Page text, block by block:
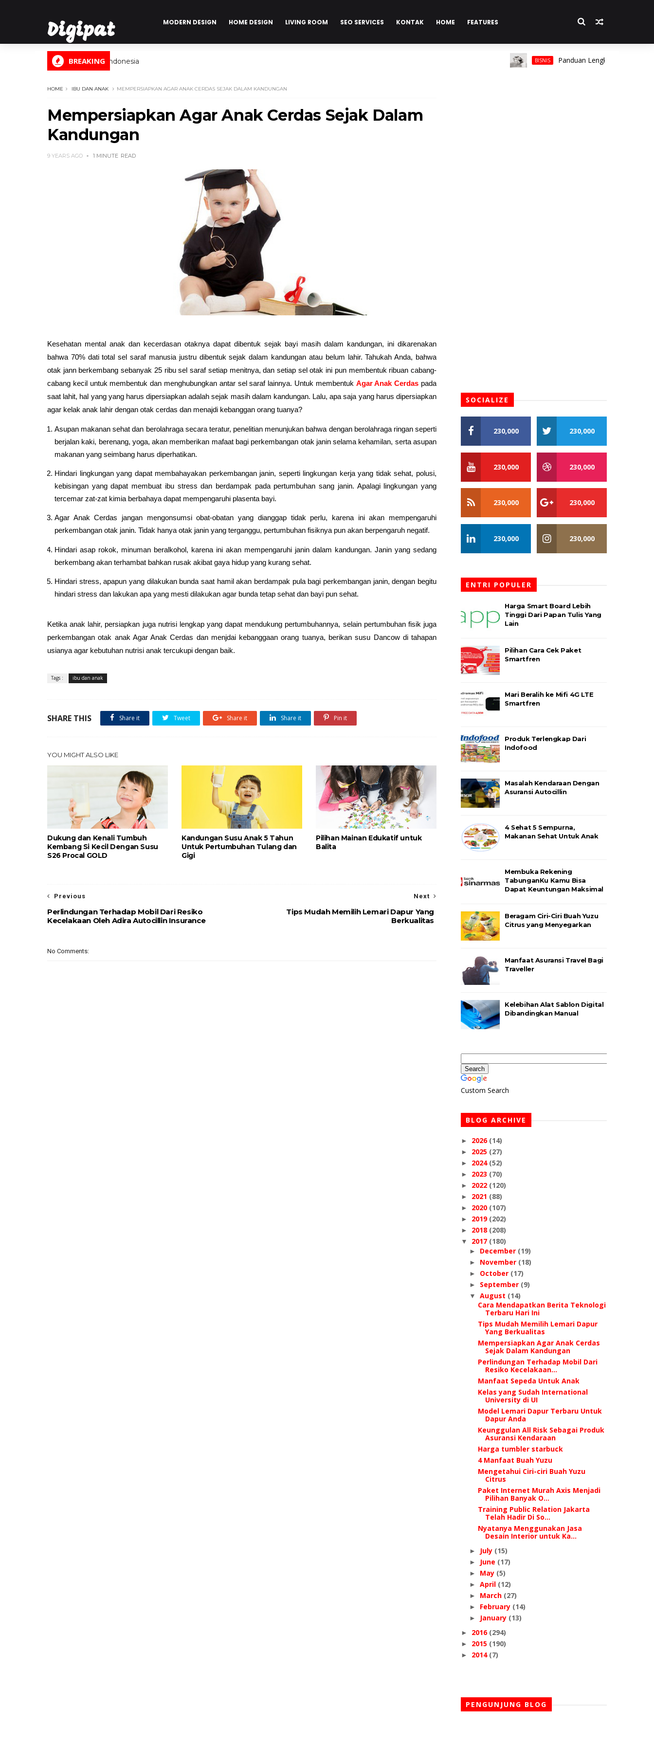
Digipat
Digital Informasi Indonesia
MODERN DESIGN HOME DESIGN LIVING ROOM SEO SERVICES KONTAK HOME FEATURES
BREAKING BISNIS Panduan Lengkap Memilih Cincin
HOME IBU DAN ANAK MEMPERSIAPKAN AGAR ANAK CERDAS SEJAK DALAM KANDUNGAN
Mempersiapkan Agar Anak Cerdas Sejak Dalam
Kandungan
9 YEARS AGO 1 MINUTE READ
Kesehatan mental anak dan kecerdasan otaknya dapat dibentuk sejak bayi masih dalam kandungan, ini dikarenakan
bahwa 70% dati total sel saraf manusia justru dibentuk sejak dalam kandungan atau belum lahir. Tahukah Anda, bahwa
otak jann berkembang sebanyak 25 ribu sel saraf setiap menitnya, dan setiap sel otak ini pun membentuk ribuan cabang-
cabang kecil untuk membentuk dan menghubungkan antar sel saraf lainnya. Untuk membentuk Agar Anak Cerdas pada
saat lahit, hal yang yang harus dipersiapkan adalah sejak masih dalam kandungan. Lalu, apa saja yang harus dipersiapkan
agar kelak anak lahir dengan otak cerdas dan menajdi kebanggan orang tuanya?
Asupan makanan sehat dan berolahraga secara teratur, penelitian menunjukan bahwa dengan berolahraga ringan seperti
berjalan kaki, berenang, yoga, akan memberikan mafaat bagi perkembangan otak janin selama kehamilan, serta asupan
makanan yang seimbang harus diperhatikan.
Hindari lingkungan yang dapat membahayakan perkembangan janin, seperti lingkungan kerja yang tidak sehat, polusi,
kebisingan yang dapat membuat ibu stress dan berdampak pada pertumbuhan sang janin. Apalagi lingkungan yang
tercemar zat-zat kimia berbahaya dapat mempengaruhi plasenta bayi.
Agar Anak Cerdas
jangan mengonsumsi obat-obatan yang dianggap tidak perlu, karena ini akan mempengaruhi
perkembangan otak janin. Tidak hanya otak janin yang terganggu, pertumbuhan fisiknya pun akan berpengaruh negatif.
Hindari asap rokok, minuman beralkohol, karena ini akan mempengaruhi janin dalam kandungan. Janin yang sedang
berkembang akan terhambat bahkan rusak akibat gaya hidup yang kurang sehat.
Hindari stress, apapun yang dilakukan bunda saat hamil akan berdampak pula bagi perkembangan janin, dengan begitu
hindari stress dan lakukan apa yang mesti dilakukan agar bunda tetap sehat dan bayi pun sehat.
Ketika anak lahir, persiapkan juga nutrisi lengkap yang dapat mendukung pertumbuhannya, selain pertumbuhan fisik juga
perkembangan otak anak Agar Anak Cerdas dan menjdai kebanggaan orang tuanya, berikan susu Dancow di tahapan
usianya agar kebutuhan nutrisi anak tercukupi dengan baik.
Tags : ibu dan anak
SHARE THIS Share it Tweet Share it Share it Pin it
YOU MIGHT ALSO LIKE
Dukung dan Kenali Tumbuh
Kembang Si Kecil Dengan Susu
S26 Procal GOLD
Kandungan Susu Anak 5 Tahun
Untuk Pertumbuhan Tulang dan
Gigi
Pilihan Mainan Edukatif untuk
Balita
Next
Tips Mudah Memilih Lemari Dapur Yang
Berkualitas
Previous
Perlindungan Terhadap Mobil Dari Resiko
Kecelakaan Oleh Adira Autocillin Insurance
No Comments:
SOCIALIZE
230,000 230,000
230,000 230,000
230,000 230,000
230,000 230,000
ENTRI POPULER
Harga Smart Board Lebih
Tinggi Dari Papan Tulis Yang
Lain
Pilihan Cara Cek Paket
Smartfren
Mari Beralih ke Mifi 4G LTE
Smartfren
Produk Terlengkap Dari
Indofood
Masalah Kendaraan Dengan
Asuransi Autocillin
4 Sehat 5 Sempurna,
Makanan Sehat Untuk Anak
Membuka Rekening
TabunganKu Kamu Bisa
Dapat Keuntungan Maksimal
Beragam Ciri-Ciri Buah Yuzu
Citrus yang Menyegarkan
Manfaat Asuransi Travel Bagi
Traveller
Kelebihan Alat Sablon Digital
Dibandingkan Manual
Custom Search
BLOG ARCHIVE
► 2026 (14)
► 2025 (27)
► 2024 (52)
► 2023 (70)
► 2022 (120)
► 2021 (88)
► 2020 (107)
► 2019 (202)
► 2018 (208)
▼ 2017 (180)
► December (19)
► November (18)
► October (17)
► September (9)
▼ August (14)
Cara Mendapatkan Berita Teknologi
Terbaru Hari Ini
Tips Mudah Memilih Lemari Dapur
Yang Berkualitas
Mempersiapkan Agar Anak Cerdas
Sejak Dalam Kandungan
Perlindungan Terhadap Mobil Dari
Resiko Kecelakaan...
Manfaat Sepeda Untuk Anak
Kelas yang Sudah International
University di UI
Model Lemari Dapur Terbaru Untuk
Dapur Anda
Keunggulan All Risk Sebagai Produk
Asuransi Kendaraan
Harga tumbler starbuck
4 Manfaat Buah Yuzu
Mengetahui Ciri-ciri Buah Yuzu
Citrus
Paket Internet Murah Axis Menjadi
Pilihan Banyak O...
Training Public Relation Jakarta
Telah Hadir Di So...
Nyatanya Menggunakan Jasa
Desain Interior untuk Ka...
► July (15)
► June (17)
► May (5)
► April (12)
► March (27)
► February (14)
► January (13)
► 2016 (294)
► 2015 (190)
► 2014 (7)
PENGUNJUNG BLOG